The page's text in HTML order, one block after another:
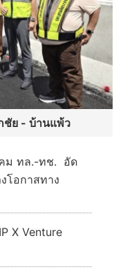
ชัย - บ้านแพ้ว
คม ทล.-ทช. อัด
โอกาสทาง
X Venture